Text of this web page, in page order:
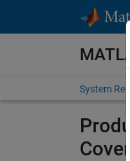
System